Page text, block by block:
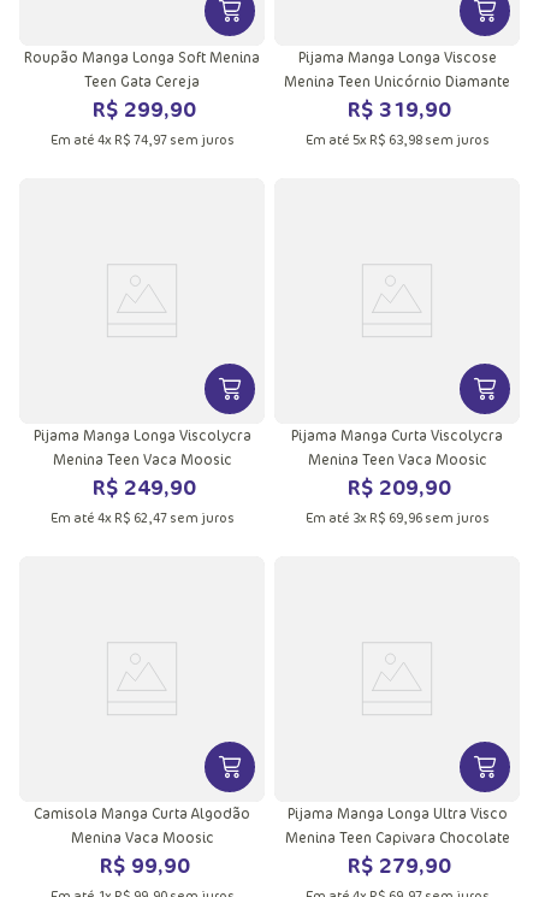
VER MAIS INFORMAÇÕES DO
Roupão Manga Longa Soft Menina
Teen Gata Cereja
R$ 299,90
Em até 4x R$ 74, 97sem juros
VER
Pijama Manga Longa Viscose
Menina Teen Unicórnio Diamante
R$ 319,90
Em até 5x R$ 63, 98sem juros
VER MAIS INFORMAÇÕES DO
Pijama Manga Longa Viscolycra
Menina Teen Vaca Moosic
R$ 249,90
Em até 4x R$ 62 47sem juros
VER
Pijama Manga Curta Viscolycra
Menina Teen Vaca Moosic
R$ 209,90
Em até 3x R$ 69, 96sem juros
VER MAIS INFORMAÇÕES DO
Camisola Manga Curta Algodão
Menina Vaca Moosic
R$ 99,90
VER
Pijama Manga Longa Ultra Visco
Menina Teen Capivara Chocolate
R$ 279,90